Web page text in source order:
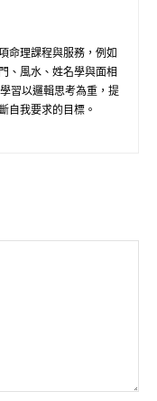
命理課程與服務，例如
、風水、姓名學與面相
習以邏輯思考為重，提
自我要求的目標。